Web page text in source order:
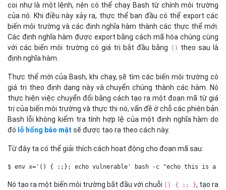
coi như là một lệnh, nên có thể chạy Bash từ chính môi trường
của nó. Khi điều này xảy ra, thực thể ban đầu có thể export các
biến môi trường và các định nghĩa hàm thành các thực thể mới.
Các định nghĩa hàm được export bằng cách mã hóa chúng cùng
với các biến môi trường có giá trị bắt đầu bằng
() theo sau là
định nghĩa hàm.
Thực thể mới của Bash, khi chạy, sẽ tìm các biến môi trường có
giá trị theo định dạng này và chuyển chúng thành các hàm. Nó
thực hiện việc chuyển đổi bằng cách tạo ra một đoạn mã từ giá
trị của biến môi trường và thực thi nó, vấn đề ở chỗ các phiên bản
Bash lỗi không kiểm tra tính hợp lệ của một định nghĩa hàm do
đó lỗ hổng bảo mật sẽ được tạo ra theo cách này.
Từ đây ta có thể giải thích cách hoạt động cho đoạn mã sau:
$ env x='() { :;}; echo vulnerable' bash -c "echo this is a
Nó tạo ra một biến môi trường bắt đầu với chuỗi () { :; }, tạo ra